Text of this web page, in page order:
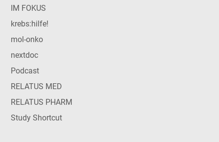
IM FOKUS
krebs:hilfe!
mol-onko
nextdoc
Podcast
RELATUS MED
RELATUS PHARM
Study Shortcut